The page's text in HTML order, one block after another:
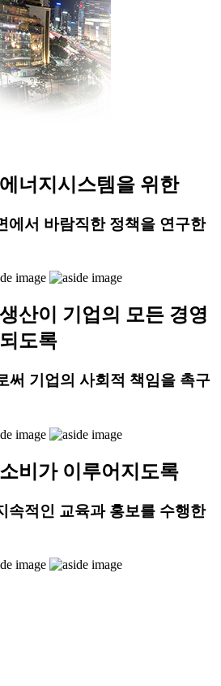
너지시스템을 위한
에서 바람직한 정책을 연구한
산이 기업의 모든 경영
도록
써 기업의 사회적 책임을 촉구
비가 이루어지도록
속적인 교육과 홍보를 수행한